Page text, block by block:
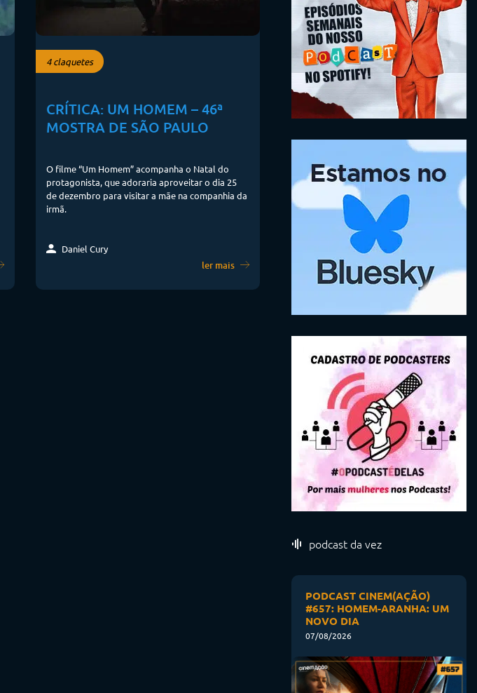
4 claquetes
CRÍTICA: UM HOMEM – 46ª
MOSTRA DE SÃO PAULO
O filme “Um Homem” acompanha o Natal do
protagonista, que adoraria aproveitar o dia 25
de dezembro para visitar a mãe na companhia da
irmã.
Daniel Cury
ler mais
podcast da vez
PODCAST CINEM(AÇÃO)
#657: HOMEM-ARANHA: UM
NOVO DIA
07/08/2026